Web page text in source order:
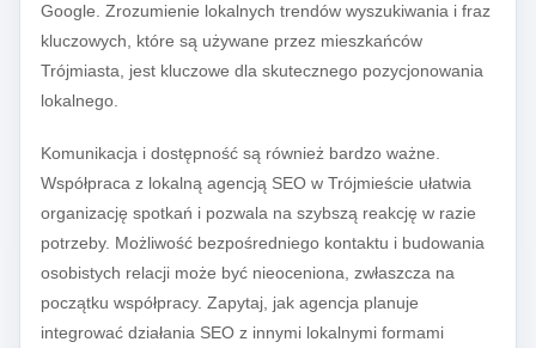
Google. Zrozumienie lokalnych trendów wyszukiwania i fraz
kluczowych, które są używane przez mieszkańców
Trójmiasta, jest kluczowe dla skutecznego pozycjonowania
lokalnego.
Komunikacja i dostępność są również bardzo ważne.
Współpraca z lokalną agencją SEO w Trójmieście ułatwia
organizację spotkań i pozwala na szybszą reakcję w razie
potrzeby. Możliwość bezpośredniego kontaktu i budowania
osobistych relacji może być nieoceniona, zwłaszcza na
początku współpracy. Zapytaj, jak agencja planuje
integrować działania SEO z innymi lokalnymi formami